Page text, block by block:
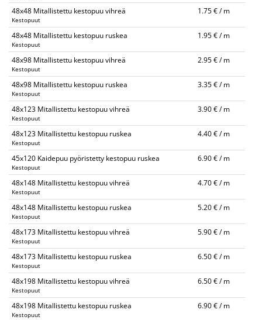
48x48 Mitallistettu kestopuu vihreä
Kestopuut
1.75 € / m
48x48 Mitallistettu kestopuu ruskea
Kestopuut
1.95 € / m
48x98 Mitallistettu kestopuu vihreä
Kestopuut
2.95 € / m
48x98 Mitallistettu kestopuu ruskea
Kestopuut
3.35 € / m
48x123 Mitallistettu kestopuu vihreä
Kestopuut
3.90 € / m
48x123 Mitallistettu kestopuu ruskea
Kestopuut
4.40 € / m
45x120 Kaidepuu pyöristetty kestopuu ruskea
Kestopuut
6.90 € / m
48x148 Mitallistettu kestopuu vihreä
Kestopuut
4.70 € / m
48x148 Mitallistettu kestopuu ruskea
Kestopuut
5.20 € / m
48x173 Mitallistettu kestopuu vihreä
Kestopuut
5.90 € / m
48x173 Mitallistettu kestopuu ruskea
Kestopuut
6.50 € / m
48x198 Mitallistettu kestopuu vihreä
Kestopuut
6.50 € / m
48x198 Mitallistettu kestopuu ruskea
Kestopuut
6.90 € / m